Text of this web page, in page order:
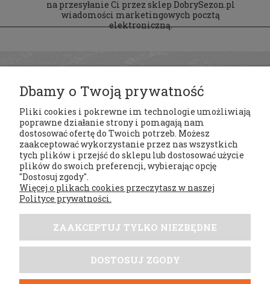
na przesyłanie Ci przez sklep DobrySezon.pl
wiadomości marketingowych pocztą
elektroniczną.
Regulaminy
Moje konto
Płatności i dostawa
Tabele rozmiarów
DobrySezon.pl
Dbamy o Twoją prywatność
Pliki cookies i pokrewne im technologie umożliwiają
poprawne działanie strony i pomagają nam
dostosować ofertę do Twoich potrzeb. Możesz
zaakceptować wykorzystanie przez nas wszystkich
tych plików i przejść do sklepu lub dostosować użycie
plików do swoich preferencji, wybierając opcję
"Dostosuj zgody".
Więcej o plikach cookies przeczytasz w naszej
Polityce prywatności.
ZAAKCEPTUJ TYLKO NIEZBĘDNE
DOSTOSUJ ZGODY